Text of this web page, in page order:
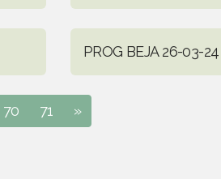
PROG BEJA 26-03-24
70 71 »